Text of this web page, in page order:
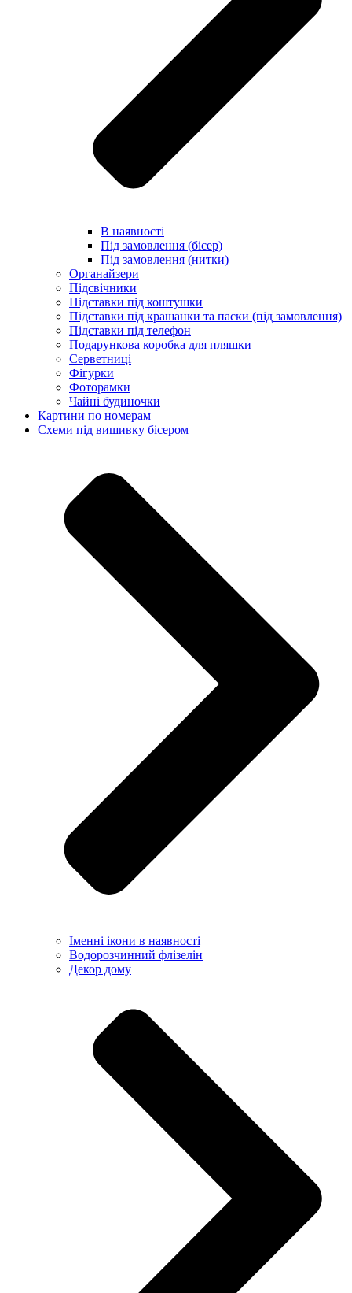
В наявності
Під замовлення (бісер)
Під замовлення (нитки)
Органайзери
Підсвічники
Підставки під коштушки
Підставки під крашанки та паски (під замовлення)
Підставки під телефон
Подарункова коробка для пляшки
Серветниці
Фігурки
Фоторамки
Чайні будиночки
Картини по номерам
Схеми під вишивку бісером
Іменні ікони в наявності
Водорозчинний флізелін
Декор дому